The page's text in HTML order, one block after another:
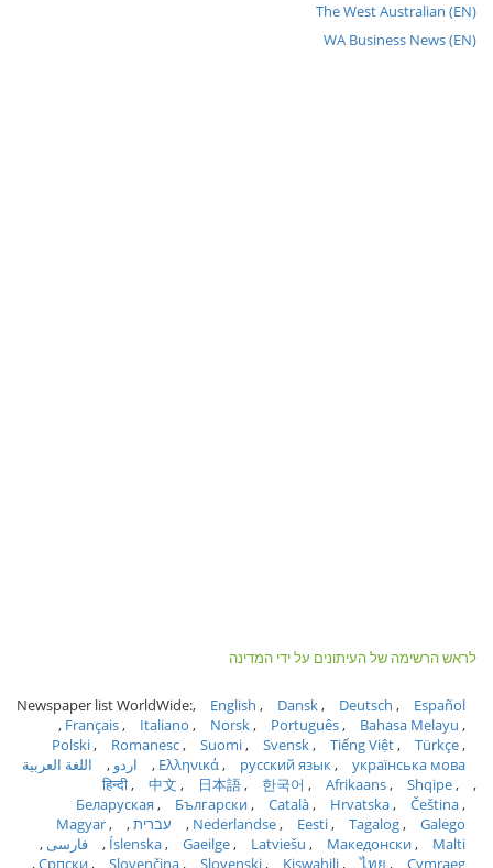
The West Australian (EN)
WA Business News (EN)
לראש הרשימה של העיתונים על ידי המדינה
Newspaper list WorldWide: English Dansk Deutsch
Español
Français
Italiano Norsk Português
Bahasa Melayu
Polski
Romanesc Suomi Svensk Tiếng Việt
Türkçe
Ελληνικά
русский язык українська мова اردو
اللغة العربية
हिन्दी
中文 日本語 한국어 Afrikaans
Shqipe
Беларуская
Български Català Hrvatska
Čeština
Nederlandse
Eesti Tagalog Galego עברית
Magyar
Íslenska
Gaeilge Latviešu Македонски Malti
فارسی
Српски
Slovenčina Slovenski Kiswahili ไทย Cymraeg